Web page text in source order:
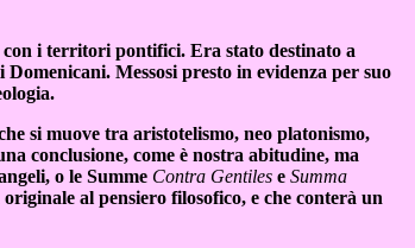
i territori pontifici. Era stato destinato a
Messosi presto in evidenza per suo
si muove tra aristotelismo, neo platonismo,
conclusione, come è nostra abitudine, ma
o le Summe Contra Gentiles e Summa
al pensiero filosofico, e che conterà un